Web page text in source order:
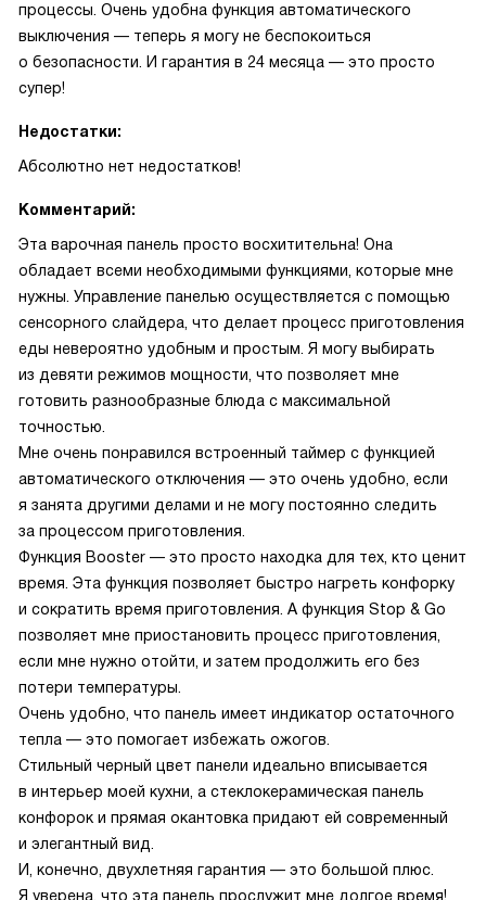
процессы. Очень удобна функция автоматического
выключения — теперь я могу не беспокоиться
о безопасности. И гарантия в 24 месяца — это просто
супер!
Недостатки:
Абсолютно нет недостатков!
Комментарий:
Эта варочная панель просто восхитительна! Она
обладает всеми необходимыми функциями, которые мне
нужны. Управление панелью осуществляется с помощью
сенсорного слайдера, что делает процесс приготовления
еды невероятно удобным и простым. Я могу выбирать
из девяти режимов мощности, что позволяет мне
готовить разнообразные блюда с максимальной
точностью.
Мне очень понравился встроенный таймер с функцией
автоматического отключения — это очень удобно, если
я занята другими делами и не могу постоянно следить
за процессом приготовления.
Функция Booster — это просто находка для тех, кто ценит
время. Эта функция позволяет быстро нагреть конфорку
и сократить время приготовления. А функция Stop & Go
позволяет мне приостановить процесс приготовления,
если мне нужно отойти, и затем продолжить его без
потери температуры.
Очень удобно, что панель имеет индикатор остаточного
тепла — это помогает избежать ожогов.
Стильный черный цвет панели идеально вписывается
в интерьер моей кухни, а стеклокерамическая панель
конфорок и прямая окантовка придают ей современный
и элегантный вид.
И, конечно, двухлетняя гарантия — это большой плюс.
Я уверена, что эта панель прослужит мне долгое время!